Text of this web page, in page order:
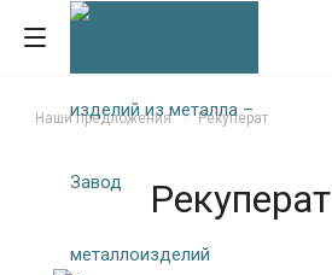
Наши предложения Рекуперат
Рекуперат